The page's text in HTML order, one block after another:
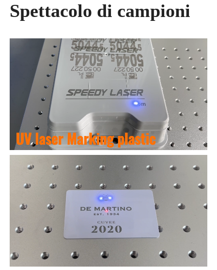
Spettacolo di campioni